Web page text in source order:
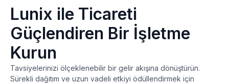
Lunix ile Ticareti
Güçlendiren Bir İşletme
Kurun
Tavsiyelerinizi ölçeklenebilir bir gelir akışına dönüştürün.
Sürekli dağıtım ve uzun vadeli etkiyi ödüllendirmek için